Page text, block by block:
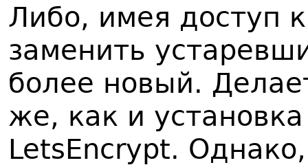
Либо, имея доступ
заменить
более новый.
же, как и
LetsEncrypt.